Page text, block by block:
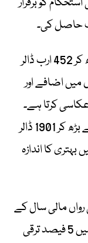
حاصل کی۔
انہوں نے بتایا کہ ملکی معیشت کا حجم بڑھ کر 452 ارب ڈالر
میں اضافے اور
کرتا ہے۔
اسی طرح فی کس سالانہ آمدن 1751 ڈالر سے بڑھ کر 1901 ڈالر
کا اندازہ
رواں مالی سال کے
دوران بہتر کارکردگی دکھائی اور اس شعبے میں 5 فیصد ترقی